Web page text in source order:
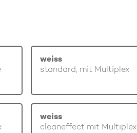
weiss
standard, mit Multiplex
weiss
cleaneffect mit Multiplex